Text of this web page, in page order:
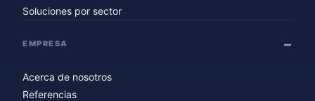
Soluciones por sector
EMPRESA
Acerca de nosotros
Referencias